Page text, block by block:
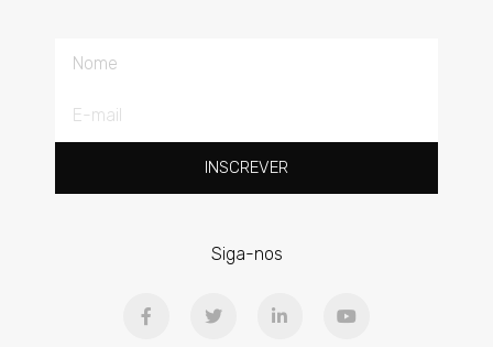
INSCREVER
Siga-nos
a
w
i
o